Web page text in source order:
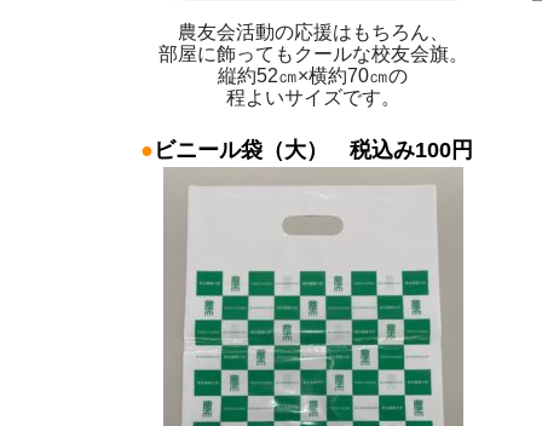
農友会活動の応援はもちろん、
部屋に飾ってもクールな校友会旗。
縦約52㎝×横約70㎝の
程よいサイズです。
● ビニール袋（大） 税込み100円